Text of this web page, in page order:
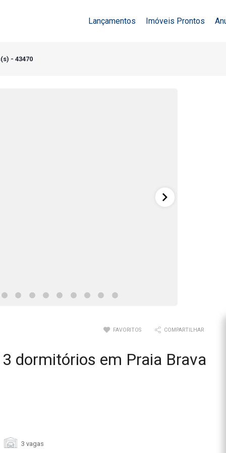
Lançamentos Imóveis Prontos
- 43470
FAVORITOS COMPARTILHAR
dormitórios em Praia Brava
3 vagas